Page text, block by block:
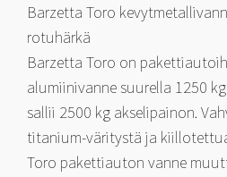
Barzetta Toro
rotuhärkä
Barzetta Toro on
alumiinivanne suurella 1250
sallii 2500 kg akselipainon.
titanium-väritystä ja
Toro pakettiauton vanne